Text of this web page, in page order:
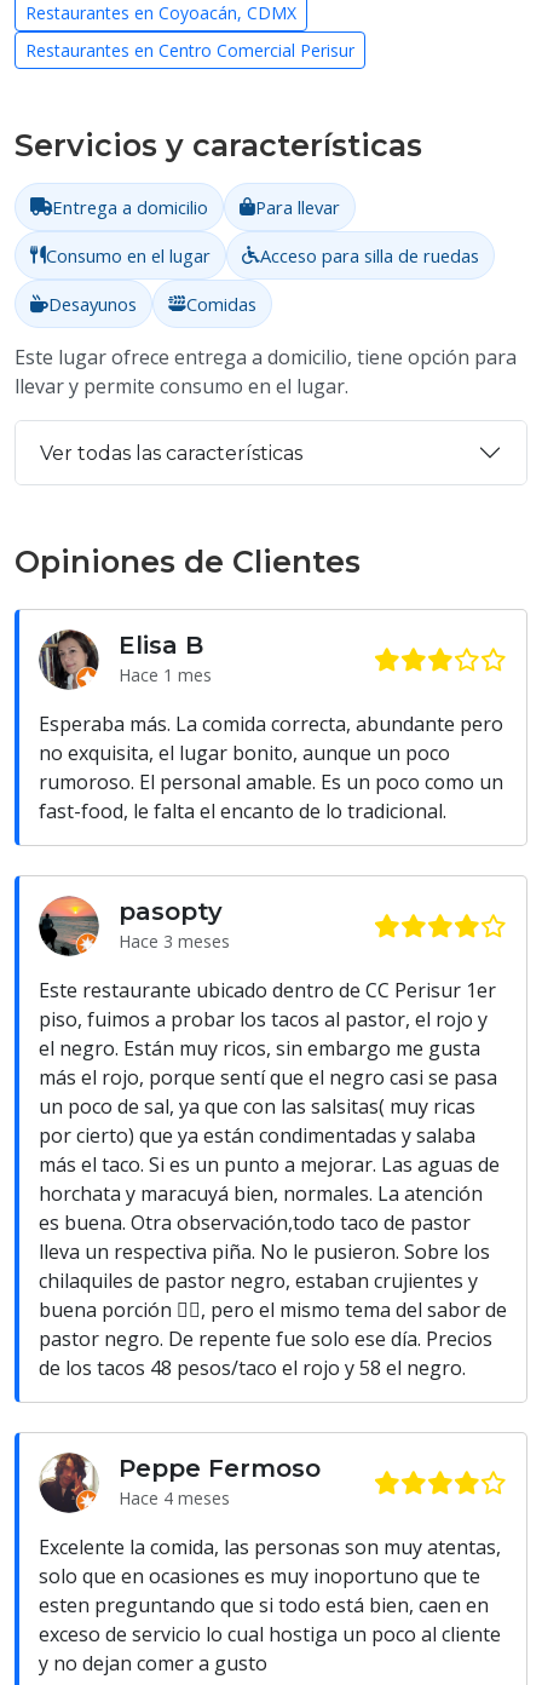
Restaurantes en Coyoacán, CDMX
Restaurantes en Centro Comercial Perisur
Servicios y características
Entrega a domicilio
Para llevar
Consumo en el lugar
Acceso para silla de ruedas
Desayunos
Comidas
Este lugar ofrece entrega a domicilio, tiene opción para
llevar y permite consumo en el lugar.
Ver todas las características
Opiniones de Clientes
Elisa B
Hace 1 mes
Esperaba más. La comida correcta, abundante pero
no exquisita, el lugar bonito, aunque un poco
rumoroso. El personal amable. Es un poco como un
fast-food, le falta el encanto de lo tradicional.
pasopty
Hace 3 meses
Este restaurante ubicado dentro de CC Perisur 1er
piso, fuimos a probar los tacos al pastor, el rojo y
el negro. Están muy ricos, sin embargo me gusta
más el rojo, porque sentí que el negro casi se pasa
un poco de sal, ya que con las salsitas( muy ricas
por cierto) que ya están condimentadas y salaba
más el taco. Si es un punto a mejorar. Las aguas de
horchata y maracuyá bien, normales. La atención
es buena. Otra observación,todo taco de pastor
lleva un respectiva piña. No le pusieron. Sobre los
chilaquiles de pastor negro, estaban crujientes y
buena porción 👌🏻, pero el mismo tema del sabor de
pastor negro. De repente fue solo ese día. Precios
de los tacos 48 pesos/taco el rojo y 58 el negro.
Peppe Fermoso
Hace 4 meses
Excelente la comida, las personas son muy atentas,
solo que en ocasiones es muy inoportuno que te
esten preguntando que si todo está bien, caen en
exceso de servicio lo cual hostiga un poco al cliente
y no dejan comer a gusto